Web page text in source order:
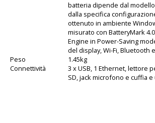
batteria dipende dal
dalla specifica
ottenuto in ambiente
misurato con BatteryMark
Engine in Power-Saving
del display, Wi-Fi, Bluetooth
Peso
1.45kg
Connettività
3 x USB, 1 Ethernet, lettore
SD, jack microfono e cuffia e